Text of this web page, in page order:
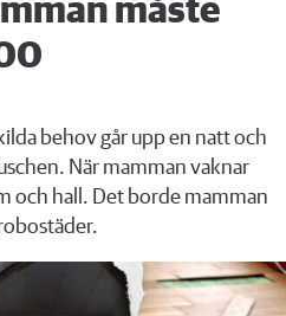
måste
behov går upp en natt och
När mamman vaknar
och hall. Det borde mamman